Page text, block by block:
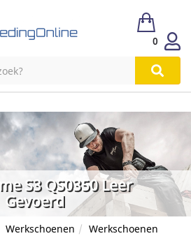
0
S3 QS0350 Leer
Gevoerd
Werkschoenen Werkschoenen